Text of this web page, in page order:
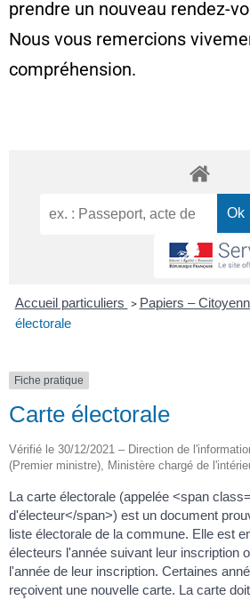
prendre un nouveau rendez-
Nous vous remercions
compréhension.
Accueil particuliers > Papiers –
électorale
Fiche pratique
Carte électorale
Vérifié le 30/12/2021 – Direction de
(Premier ministre), Ministère chargé de
La carte électorale (appelée <span
d'électeur</span>) est un document
liste électorale de la commune. Elle est
électeurs l'année suivant leur inscription
l'année de leur inscription. Certaines
reçoivent une nouvelle carte. La carte